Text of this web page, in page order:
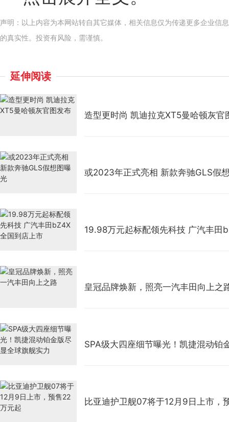
声明：以上内容为本网站转自其它媒体，相关信息仅为传递更多企业信
的真实性。投资有风险，需谨慎。
延伸阅读
造型更时尚 凯迪拉克XT5曼哈顿灰官
或2023年正式亮相 新款奔驰GLS假
19.98万元起标配领先科技 广汽丰田
皇冠品牌焕新，照亮一汽丰田向上之
SPA级大四座细节曝光！凯捷混动铂
比亚迪护卫舰07将于12月9日上市，